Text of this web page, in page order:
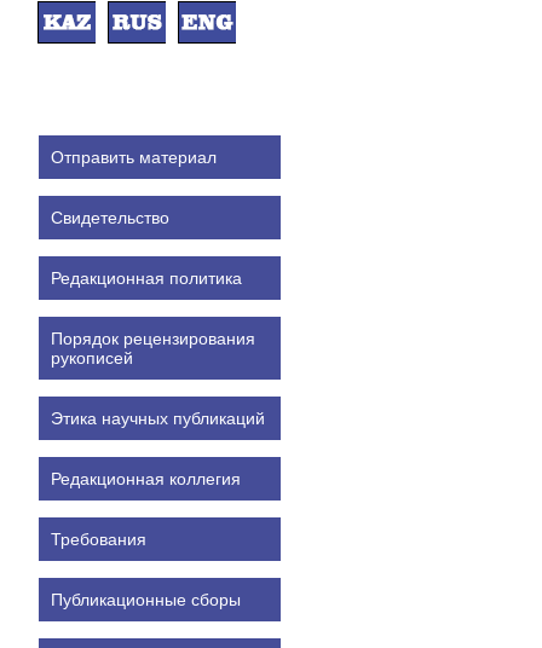
Отправить материал
Свидетельство
Редакционная политика
Порядок рецензирования
рукописей
Этика научных публикаций
Редакционная коллегия
Требования
Публикационные сборы